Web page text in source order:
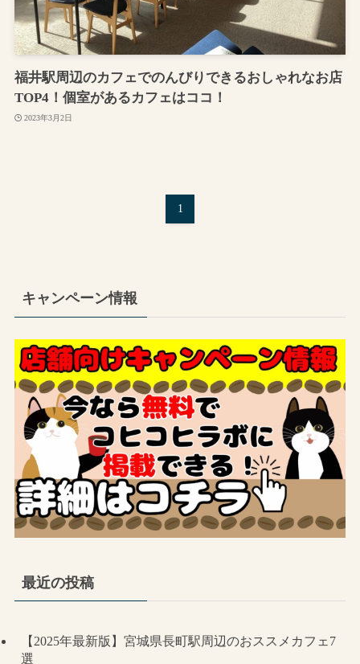
福井駅周辺のカフェでのんびりできるおしゃれなお店
TOP4！個室があるカフェはココ！
2023年3月2日
1
キャンペーン情報
最近の投稿
【2025年最新版】宮城県長町駅周辺のおススメカフェ7
選